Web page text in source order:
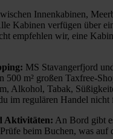
Innenkabinen,
Kabinen verfügen über
empfehlen wir, eine
MS Stavangerfjord
500 m² großen Taxfree-
Alkohol, Tabak,
im regulären Handel nicht
Aktivitäten: An Bord gibt
beim Buchen, was auf